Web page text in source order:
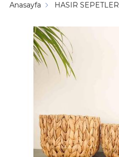
Anasayfa HASIR SEPETLER